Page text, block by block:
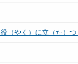
（やく）に立（た）